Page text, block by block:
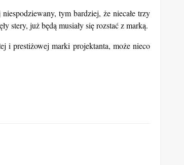
tym bardziej, że niecałe trzy
stery, już będą musiały się rozstać z marką.
i prestiżowej marki projektanta, może nieco